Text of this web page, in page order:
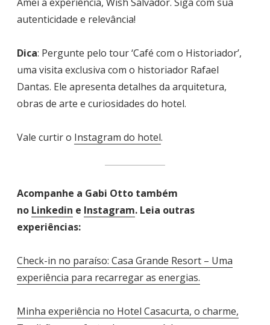
autenticidade e relevância!
Dica: Pergunte pelo tour ‘Café com o Historiador’,
uma visita exclusiva com o historiador Rafael
Dantas. Ele apresenta detalhes da arquitetura,
obras de arte e curiosidades do hotel.
Vale curtir o Instagram do hotel.
Acompanhe a Gabi Otto também
no Linkedin e Instagram. Leia outras
experiências:
Check-in no paraíso: Casa Grande Resort – Uma
experiência para recarregar as energias.
Minha experiência no Hotel Casacurta, o charme,